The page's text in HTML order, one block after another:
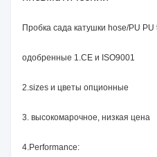
Пробка сада катушки hose/PU PU
одобренные 1.CE и ISO9001
2.sizes и цветы опционные
3. высокомарочное, низкая цена
4.Performance: